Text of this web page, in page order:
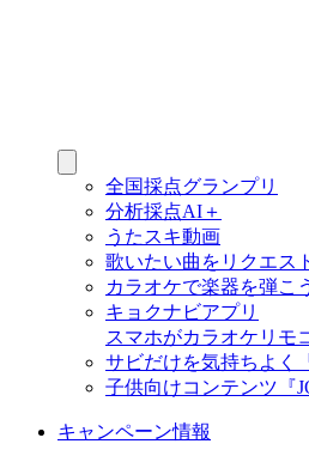
全国採点グランプリ
分析採点AI＋
うたスキ動画
歌いたい曲をリクエス
カラオケで楽器を弾こ
キョクナビアプリ
スマホがカラオケリモ
サビだけを気持ちよく
子供向けコンテンツ『
キャンペーン情報